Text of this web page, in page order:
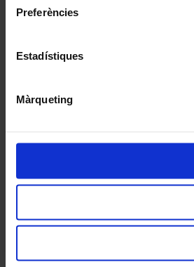
Preferències
Estadístiques
Màrqueting